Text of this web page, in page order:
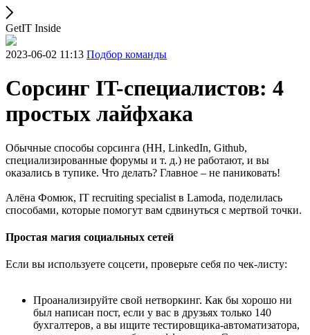
GetIT Inside
2023-06-02 11:13 Подбор команды
Сорсинг IT-специалистов: 4
простых лайфхака
Обычные способы сорсинга (HH, LinkedIn, Github,
специализированные форумы и т. д.) не работают, и вы
оказались в тупике. Что делать? Главное – не паниковать!
Алёна Фомюк, IT recruiting specialist в Lamoda, поделилась
способами, которые помогут вам сдвинуться с мертвой точки.
Простая магия социальных сетей
Если вы используете соцсети, проверьте себя по чек-листу:
Проанализируйте свой нетворкинг. Как бы хорошо ни
был написан пост, если у вас в друзьях только 140
бухгалтеров, а вы ищите тестировщика-автоматизатора,